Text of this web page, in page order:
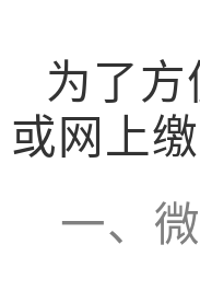
为了
或网上缴
一、